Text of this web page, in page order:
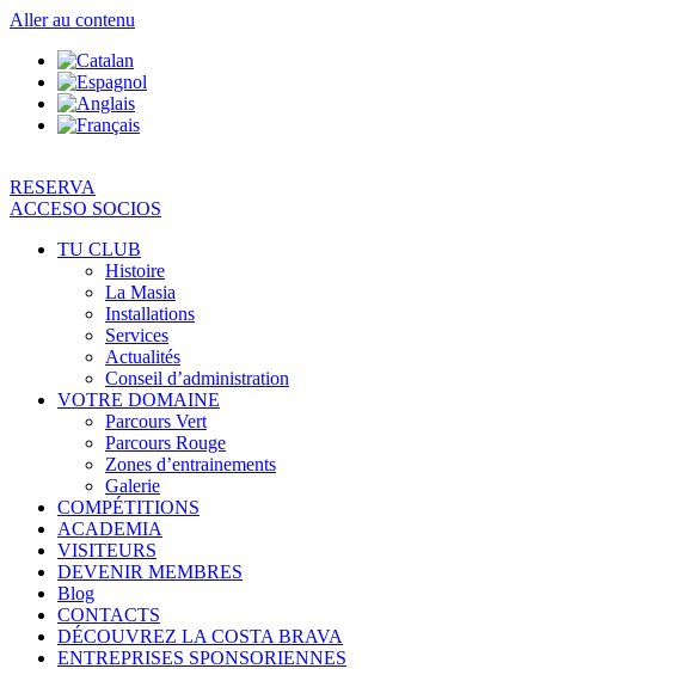
Aller au contenu
RESERVA
ACCESO SOCIOS
TU CLUB
Histoire
La Masia
Installations
Services
Actualités
Conseil d’administration
VOTRE DOMAINE
Parcours Vert
Parcours Rouge
Zones d’entrainements
Galerie
COMPÉTITIONS
ACADEMIA
VISITEURS
DEVENIR MEMBRES
Blog
CONTACTS
DÉCOUVREZ LA COSTA BRAVA
ENTREPRISES SPONSORIENNES